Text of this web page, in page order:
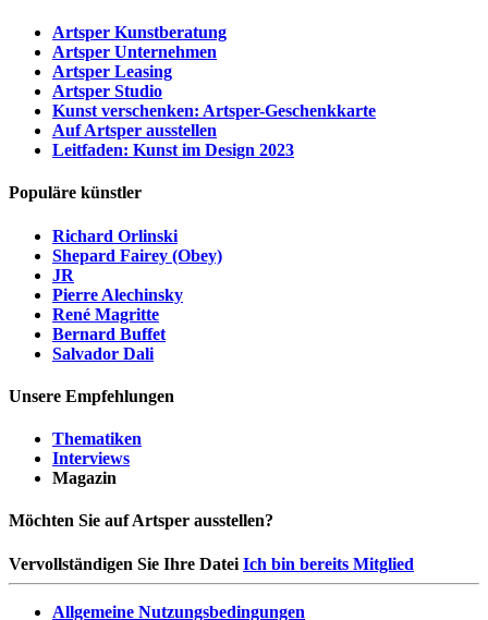
Artsper Kunstberatung
Artsper Unternehmen
Artsper Leasing
Artsper Studio
Kunst verschenken: Artsper-Geschenkkarte
Auf Artsper ausstellen
Leitfaden: Kunst im Design 2023
Populäre künstler
Richard Orlinski
Shepard Fairey (Obey)
JR
Pierre Alechinsky
René Magritte
Bernard Buffet
Salvador Dali
Unsere Empfehlungen
Thematiken
Interviews
Magazin
Möchten Sie auf Artsper ausstellen?
Vervollständigen Sie Ihre Datei Ich bin bereits Mitglied
Allgemeine Nutzungsbedingungen